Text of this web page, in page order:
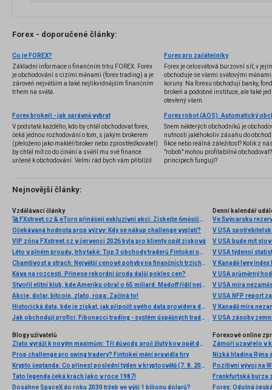
Forex - doporučené články:
Co je FOREX?
Základní informace o finančním trhu FOREX. Forex
je obchodování s cizími měnami (forex trading) a je
zároveň největším a také nejlikvidnějším finančním
trhem na světě.
Forex pro začátečníky
Forex je celosvětová burzovní síť, v
obchoduje se všemi světovými
koruny. Na forexu obchodují banky,
brokeři a podobné instituce, ale také
otevřený všem.
Forex brokeři - jak správně vybrat
V podstatě každého, kdo by chtěl obchodovat forex,
čeká jednou rozhodování o tom, s jakým brokerem
(přeloženo jako makléř/broker nebo zprostředkovatel)
by chtěl mít co do činění a svěřil mu své finance
určené k obchodování. Velmi rád bych vám přiblížil
několik příkladů nejznámějších z nich.
Snem některých obchodníků je
nutnosti jakéhokoliv zásahu do
fikce nebo reálná záležitost? Kolik z
"roboti" mohou profitabilně
principech fungují?
Nejnovější články:
Vzdělávací články
🚀 FXstreet.cz & eToro přinášejí exkluzivní akci: Získejte 6měsíční členství ve VIP zóně ZDARMA
Očekávaná hodnota prop výzvy: Kdy se nákup challenge vyplatí?
VIP zóna FXstreet.cz v červenci 2026 byla pro klienty opět zisková
Léto v plném proudu, trhy také: Top 3 obchody traderů Fintokei na indexech a zlatě
Chamtivost a strach: Největší cenové pohyby na finančních trzích (červenec 2026)
Káva na rozcestí. Přinese rekordní úroda další pokles cen?
Stvořil elitní klub, kde Ameriku obral o 65 miliard. Madoff řídil největší Ponzi dějin
Akcie, dolar, bitcoin, zlato, ropa: Začíná to!
Historická data, kde je získat, jak připojit svého data providera do MultiCharts a proč je budeme potřebovat? (4. díl)
Jak obchodují profíci: Fibonacci trading - systém úspěšných traderů
Denní kalendář
Ve Švýcarsku
V USA
V USA bude mít
V USA týdenní
V Kanadě Ivey index
V USA průměrný
V USA míra
V USA NFP report
V Kanadě míra
V USA zásoby
Blogy uživatelů
Zlato vyráží k novým maximům: Tři důvody, proč žlutý kov opět dominuje
Prop challenge pro swing tradery? Fintokei mění pravidla hry
Krypto šeptanda: Co přinesl poslední týden v kryptosvětě (7. 8. 2026)
Tato legenda čeká krach jako v roce 1987!
Dosáhne SpaceX do roku 2030 tržeb ve výši 1 bilionu dolarů?
Forexové online
Nízká hladina
Pozitivní vývoj na
Frankfurtská burza